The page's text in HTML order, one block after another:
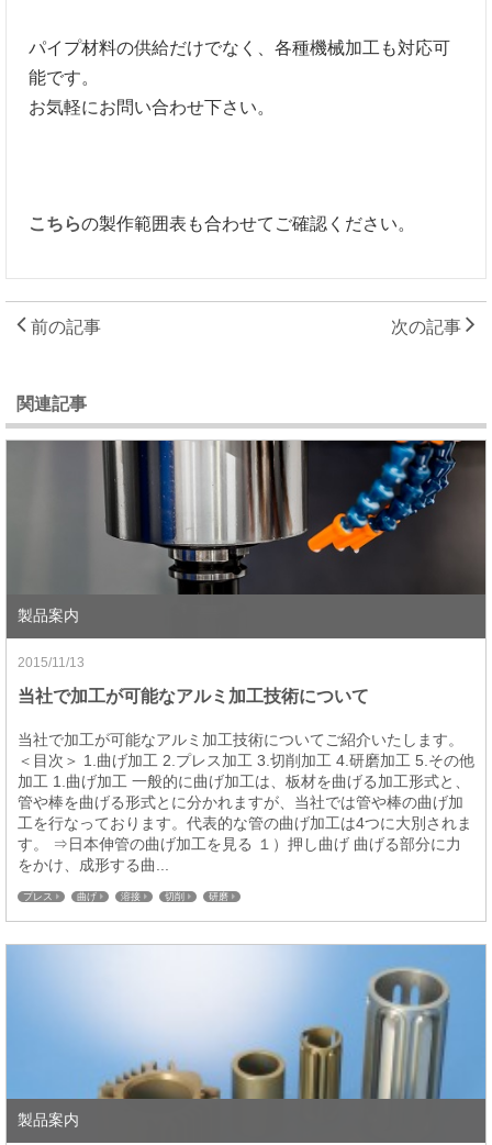
パイプ材料の供給だけでなく、各種機械加工も対応可
能です。
お気軽にお問い合わせ下さい。
こちらの製作範囲表も合わせてご確認ください。
前の記事 次の記事
関連記事
製品案内
2015/11/13
当社で加工が可能なアルミ加工技術について
当社で加工が可能なアルミ加工技術についてご紹介いたします。
＜目次＞ 1.曲げ加工 2.プレス加工 3.切削加工 4.研磨加工 5.その他
加工 1.曲げ加工 一般的に曲げ加工は、板材を曲げる加工形式と、
管や棒を曲げる形式とに分かれますが、当社では管や棒の曲げ加
工を行なっております。代表的な管の曲げ加工は4つに大別されま
す。 ⇒日本伸管の曲げ加工を見る １）押し曲げ 曲げる部分に力
をかけ、成形する曲...
プレス 曲げ 溶接 切削 研磨
製品案内